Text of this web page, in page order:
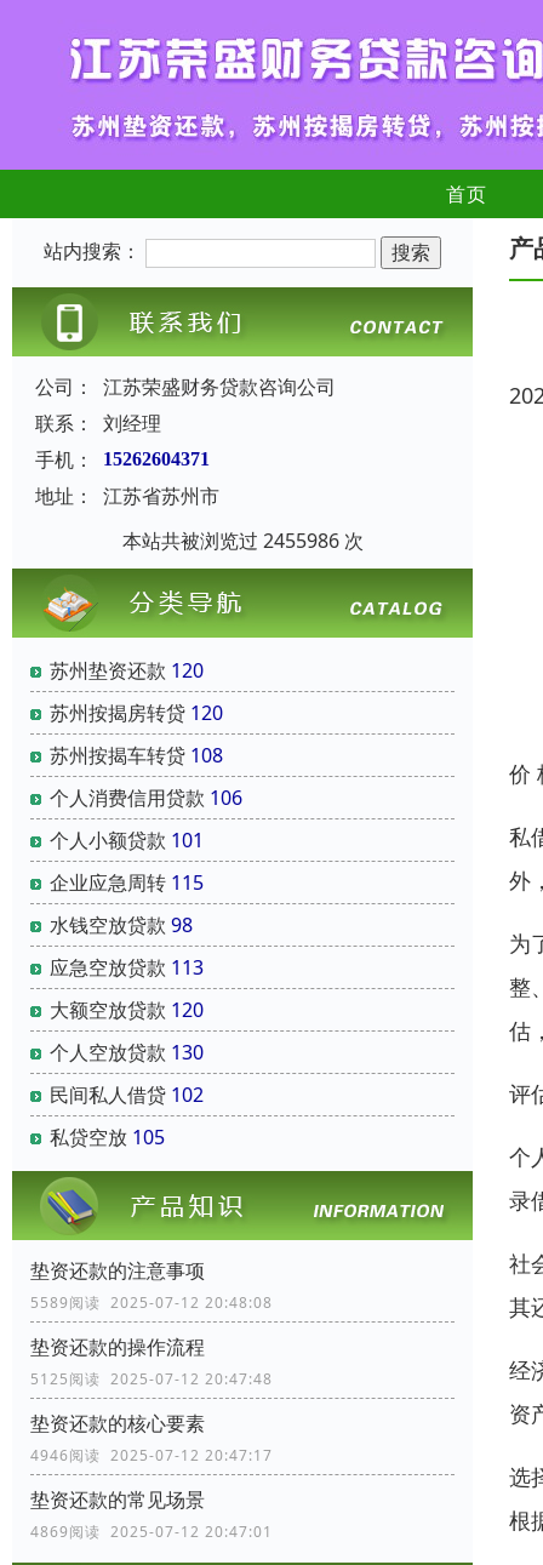
首页
站内搜索：
公司：
江苏荣盛财务贷款咨询公司
联系：
刘经理
手机：
15262604371
地址：
江苏省苏州市
本站共被浏览过 2455986 次
苏州垫资还款 120
苏州按揭房转贷 120
苏州按揭车转贷 108
个人消费信用贷款 106
个人小额贷款 101
企业应急周转 115
水钱空放贷款 98
应急空放贷款 113
大额空放贷款 120
个人空放贷款 130
民间私人借贷 102
私贷空放 105
垫资还款的注意事项
5589阅读 2025-07-12 20:48:08
垫资还款的操作流程
5125阅读 2025-07-12 20:47:48
垫资还款的核心要素
4946阅读 2025-07-12 20:47:17
垫资还款的常见场景
4869阅读 2025-07-12 20:47:01
产
价
私
外
为
整
估
评
个
录
社
其
经
资
选
根